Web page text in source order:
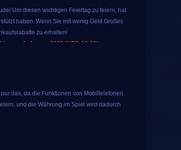
Um diesen wichtigen Feiertag zu feiern, hat
haben. Wenn Sie mit wenig Geld Großes
zu erhalten!
zum 1. Januar 2025 (UTC-08:00).
das, da die Funktionen von Mobiltelefonen
und die Währung im Spiel wird dadurch